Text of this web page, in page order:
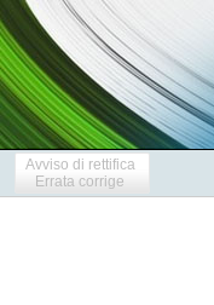
Avviso di rettifica
Errata corrige